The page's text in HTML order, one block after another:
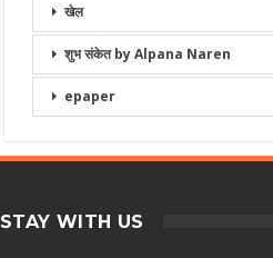
खेल
शुभ संकेत by Alpana Naren
epaper
STAY WITH US